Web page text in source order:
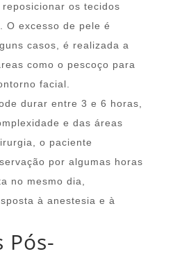
os tecidos
O excesso de pele é
casos, é realizada a
como o pescoço para
facial.
durar entre 3 e 6 horas,
e das áreas
o paciente
por algumas horas
no mesmo dia,
à anestesia e à
Pós-